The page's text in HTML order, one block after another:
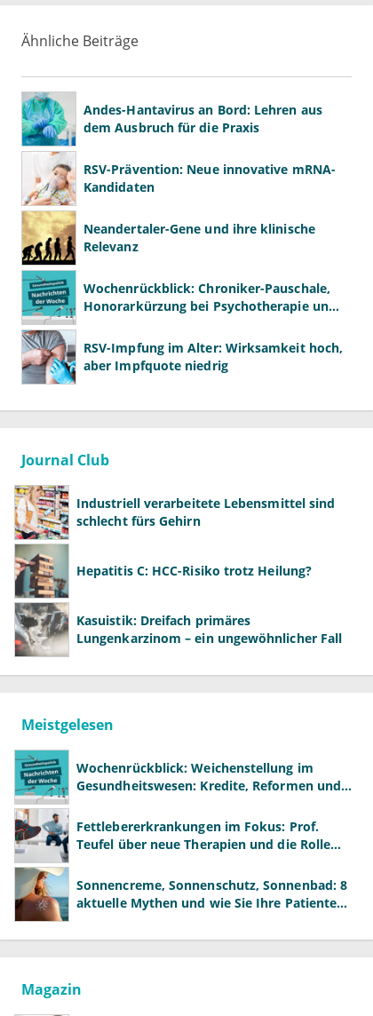
Ähnliche Beiträge
Andes-Hantavirus an Bord: Lehren aus
dem Ausbruch für die Praxis
RSV-Prävention: Neue innovative mRNA-
Kandidaten
Neandertaler-Gene und ihre klinische
Relevanz
Wochenrückblick: Chroniker-Pauschale,
Honorarkürzung bei Psychotherapie und
RSV-Impfung im Alter: Wirksamkeit hoch,
aber Impfquote niedrig
Journal Club
Industriell verarbeitete Lebensmittel sind
schlecht fürs Gehirn
Hepatitis C: HCC-Risiko trotz Heilung?
Kasuistik: Dreifach primäres
Lungenkarzinom – ein ungewöhnlicher Fall
Meistgelesen
Wochenrückblick: Weichenstellung im
Gesundheitswesen: Kredite, Reformen und
Fettlebererkrankungen im Fokus: Prof.
Teufel über neue Therapien und die Rolle
Sonnencreme, Sonnenschutz, Sonnenbad: 8
aktuelle Mythen und wie Sie Ihre Patienten
Magazin